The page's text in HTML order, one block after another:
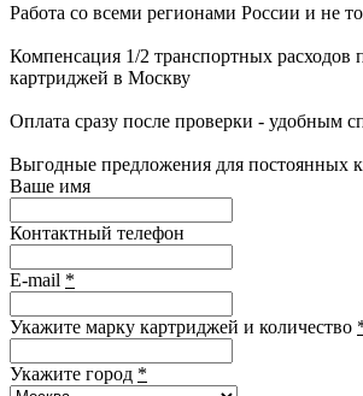
Работа со всеми регионами России и не
Компенсация 1/2 транспортных расходов
картриджей в Москву
Оплата сразу после проверки - удобным
Выгодные предложения для постоянных
Ваше имя
Контактный телефон
E-mail *
Укажите марку картриджей и количество
Укажите город *